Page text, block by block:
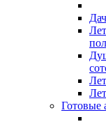
Готовые